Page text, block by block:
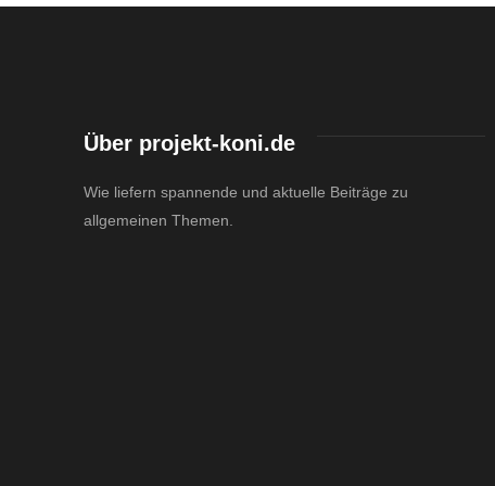
Über projekt-koni.de
Wie liefern spannende und aktuelle Beiträge zu
allgemeinen Themen.